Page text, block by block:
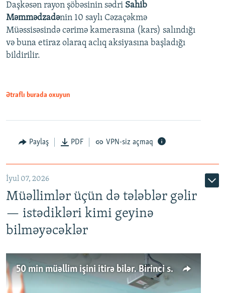
Auto 240p 360p
720p 1080p
720p
1080p
Daşkəsən rayon şöbəsinin sədri Sahib
Məmmədzadənin 10 saylı Cəzaçəkmə
Müəssisəsində cərimə kamerasına (kars) salındığı
və buna etiraz olaraq aclıq aksiyasına başladığı
bildirilir.
Ətraflı burada oxuyun
Paylaş PDF VPN-siz açmaq
İyul 07, 2026
Müəllimlər üçün də tələblər gəlir
— istədikləri kimi geyinə
bilməyəcəklər
50 min müəllim işini itirə bilər. Birinci sinfə gedənlər azalır